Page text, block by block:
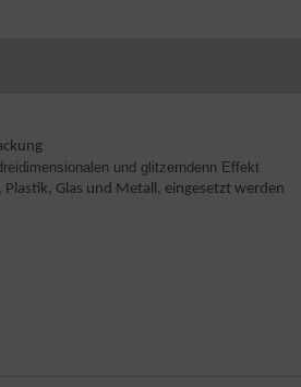
und glitzerndenn Effekt
Glas und Metall, eingesetzt werden